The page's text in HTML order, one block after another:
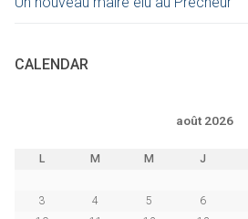
CALENDAR
août 2026
L M M J
3
4 5 6